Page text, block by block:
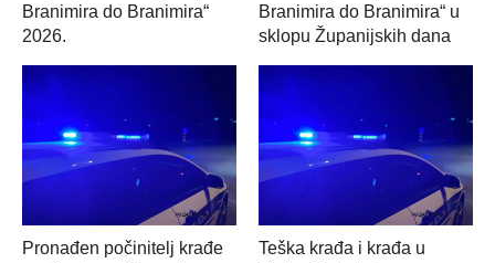
Branimira do Branimira“
2026.
Branimira do Branimira“ u
sklopu Županijskih dana
Pronađen počinitelj krađe
Teška krađa i krađa u